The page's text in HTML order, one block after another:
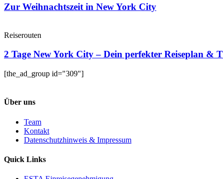
Zur Weihnachtszeit in New York City
Reiserouten
2 Tage New York City – Dein perfekter Reiseplan &
[the_ad_group id="309"]
Über uns
Team
Kontakt
Datenschutzhinweis & Impressum
Quick Links